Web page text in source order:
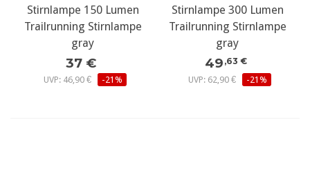
Stirnlampe 150 Lumen
Trailrunning Stirnlampe
gray
37 €
UVP: 46,90 € -21%
Stirnlampe 300 Lumen
Trailrunning Stirnlampe
gray
49 ,63 €
UVP: 62,90 €
-21%